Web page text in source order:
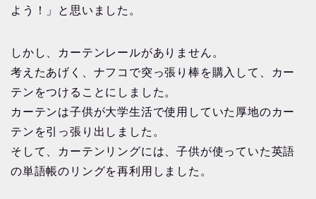
よう！」と思いました。
しかし、カーテンレールがありません。
考えたあげく、ナフコで突っ張り棒を購入して、カー
テンをつけることにしました。
カーテンは子供が大学生活で使用していた厚地のカー
テンを引っ張り出しました。
そして、カーテンリングには、子供が使っていた英語
の単語帳のリングを再利用しました。